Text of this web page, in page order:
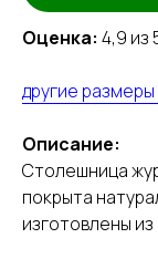
Оценка: 4,9 из
другие размеры
Описание:
Столешница
покрыта
изготовлены